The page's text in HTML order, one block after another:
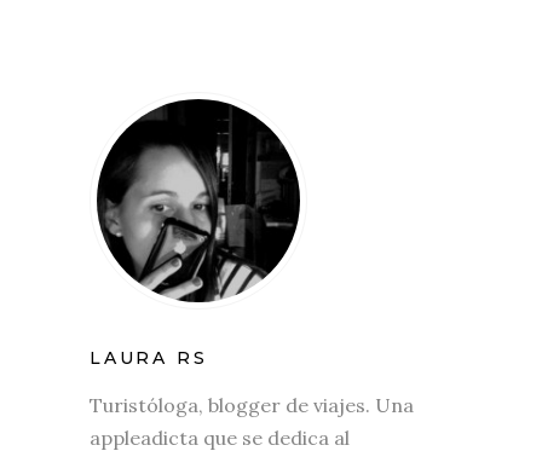
LAURA RS
Turistóloga, blogger de viajes. Una
appleadicta que se dedica al